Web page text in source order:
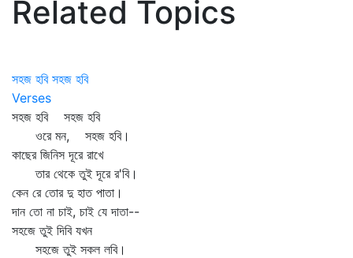
Related Topics
সহজ হবি সহজ হবি
Verses
সহজ হবি সহজ হবি
ওরে মন, সহজ হবি।
কাছের জিনিস দূরে রাখে
তার থেকে তুই দূরে র'বি।
কেন রে তোর দু হাত পাতা।
দান তো না চাই, চাই যে দাতা--
সহজে তুই দিবি যখন
সহজে তুই সকল লবি।